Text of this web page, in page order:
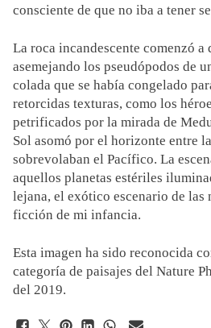
consciente de que no iba a tener
La roca incandescente comenzó a
asemejando los pseudópodos de
colada que se había congelado
retorcidas texturas, como los
petrificados por la mirada de
Sol asomó por el horizonte entre
sobrevolaban el Pacífico. La
aquellos planetas estériles
lejana, el exótico escenario de las
ficción de mi infancia.
Esta imagen ha sido reconocida
categoría de paisajes del Nature
del 2019.